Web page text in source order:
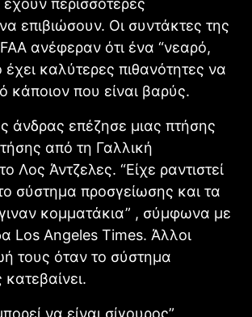
περισσότερες
επιβιώσουν. Οι συντάκτες της
ανέφεραν ότι ένα “νεαρό,
έχει καλύτερες πιθανότητες να
κάποιον που είναι βαρύς.
άνδρας επέζησε μιας πτήσης
από τη Γαλλική
Λος Άντζελες. “Είχε ραντιστεί
σύστημα προσγείωσης και τα
κομματάκια” , σύμφωνα με
Los Angeles Times. Άλλοι
τους όταν το σύστημα
να είναι σίγουρος”,